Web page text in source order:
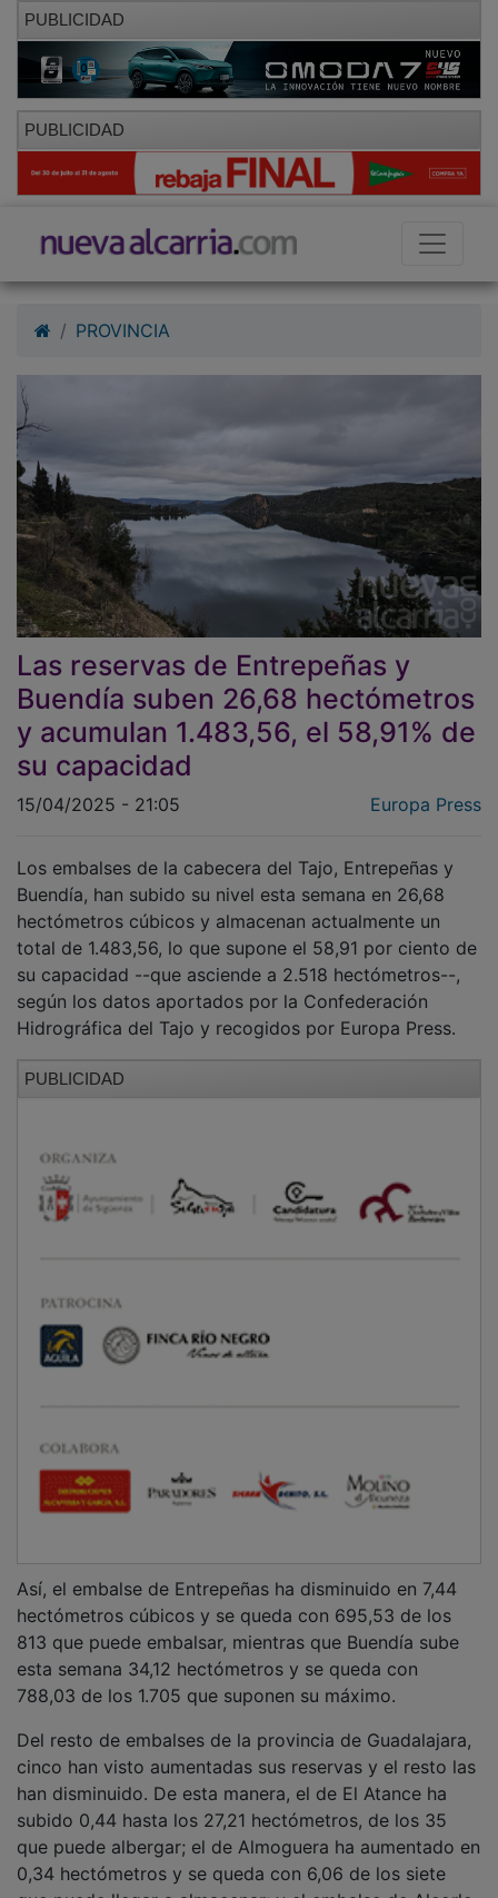
PUBLICIDAD
PUBLICIDAD
Las reservas de Entrepeñas y
Buendía suben 26,68 hectómetros
y acumulan 1.483,56, el 58,91% de
su capacidad
15/04/2025 - 21:05
Buendía, han subido su nivel esta semana en 26,68
hectómetros cúbicos y almacenan actualmente un
total de 1.483,56, lo que supone el 58,91 por ciento de
su capacidad --que asciende a 2.518 hectómetros--,
según los datos aportados por la Confederación
Hidrográfica del Tajo y recogidos por Europa Press.
hectómetros cúbicos y se queda con 695,53 de los
813 que puede embalsar, mientras que Buendía sube
esta semana 34,12 hectómetros y se queda con
788,03 de los 1.705 que suponen su máximo.
cinco han visto aumentadas sus reservas y el resto las
han disminuido. De esta manera, el de El Atance ha
subido 0,44 hasta los 27,21 hectómetros, de los 35
que puede albergar; el de Almoguera ha aumentado en
0,34 hectómetros y se queda con 6,06 de los siete
que puede llegar a almacenar; y el embalse de Alcorlo